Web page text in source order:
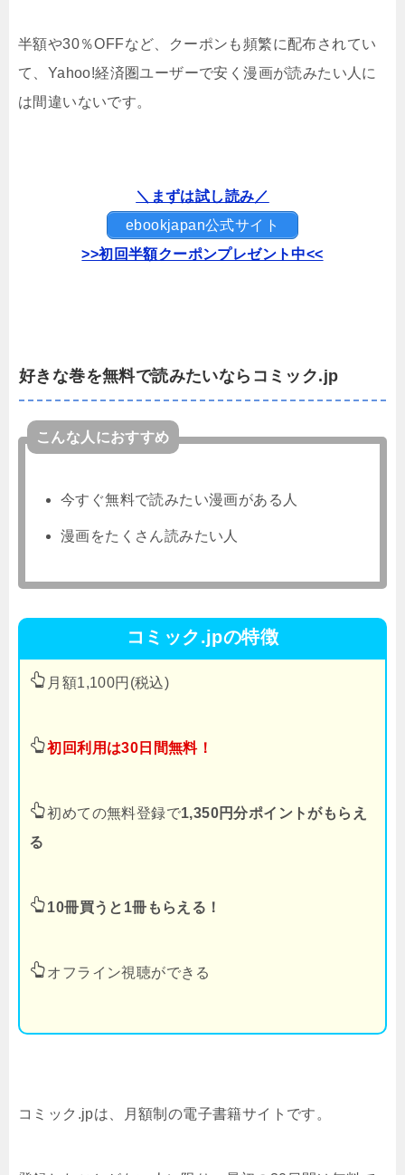
半額や30％OFFなど、クーポンも頻繁に配布されてい
て、Yahoo!経済圏ユーザーで安く漫画が読みたい人に
は間違いないです。
＼まずは試し読み／
ebookjapan公式サイト
>>初回半額クーポンプレゼント中<<
好きな巻を無料で読みたいならコミック.jp
こんな人におすすめ
今すぐ無料で読みたい漫画がある人
漫画をたくさん読みたい人
コミック.jpの特徴
月額1,100円(税込)
初回利用は30日間無料！
初めての無料登録で1,350円分ポイントがもらえ
る
10冊買うと1冊もらえる！
オフライン視聴ができる
コミック.jpは、月額制の電子書籍サイトです。